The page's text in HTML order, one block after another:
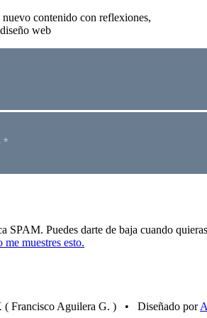
nuevo contenido con reflexiones,
web
SPAM. Puedes darte de baja cuando
me muestres esto.
( Francisco Aguilera G. ) • Diseñado por